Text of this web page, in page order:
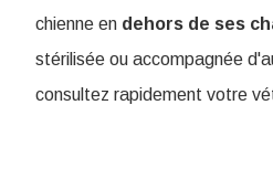
chienne en dehors de ses
stérilisée ou accompagnée
consultez rapidement votre